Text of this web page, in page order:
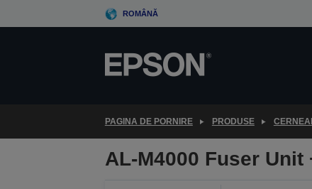
to
ROMÂNĂ
PAGINA DE PORNIRE PRODUSE
AL-M4000 Fuser